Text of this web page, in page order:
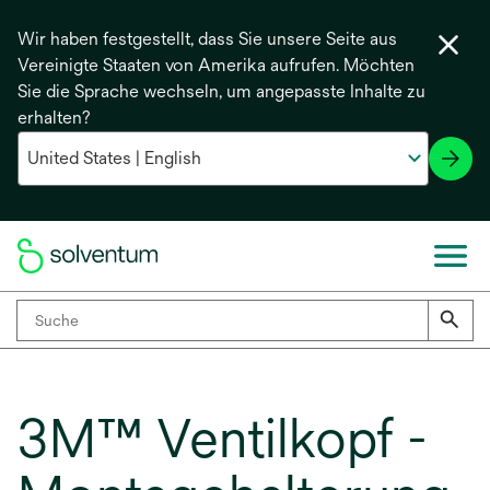
Wir haben festgestellt, dass Sie unsere Seite aus
Vereinigte Staaten von Amerika aufrufen. Möchten
Sie die Sprache wechseln, um angepasste Inhalte zu
erhalten?
3M™ Ventilkopf -